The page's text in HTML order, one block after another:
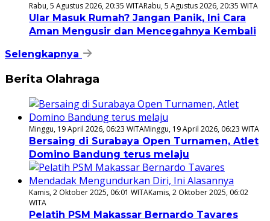
Rabu, 5 Agustus 2026, 20:35 WITARabu, 5 Agustus 2026, 20:35 WITA
Ular Masuk Rumah? Jangan Panik, Ini Cara
Aman Mengusir dan Mencegahnya Kembali
Selengkapnya
Berita Olahraga
Minggu, 19 April 2026, 06:23 WITAMinggu, 19 April 2026, 06:23 WITA
Bersaing di Surabaya Open Turnamen, Atlet
Domino Bandung terus melaju
Kamis, 2 Oktober 2025, 06:01 WITAKamis, 2 Oktober 2025, 06:02
WITA
Pelatih PSM Makassar Bernardo Tavares